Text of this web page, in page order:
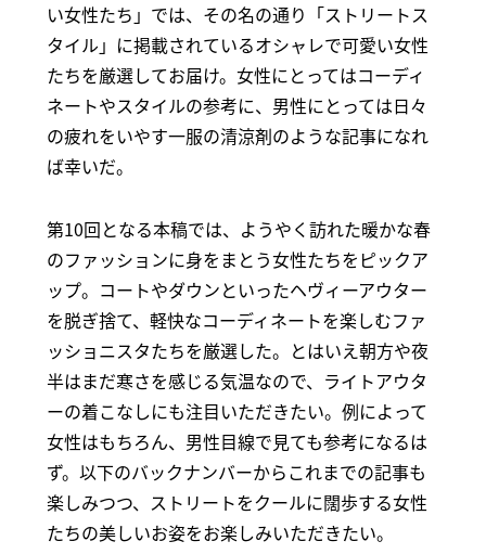
い女性たち」では、その名の通り「ストリートス
タイル」に掲載されているオシャレで可愛い女性
たちを厳選してお届け。女性にとってはコーディ
ネートやスタイルの参考に、男性にとっては日々
の疲れをいやす一服の清涼剤のような記事になれ
ば幸いだ。
第10回となる本稿では、ようやく訪れた暖かな春
のファッションに身をまとう女性たちをピックア
ップ。コートやダウンといったヘヴィーアウター
を脱ぎ捨て、軽快なコーディネートを楽しむファ
ッショニスタたちを厳選した。とはいえ朝方や夜
半はまだ寒さを感じる気温なので、ライトアウタ
ーの着こなしにも注目いただきたい。例によって
女性はもちろん、男性目線で見ても参考になるは
ず。以下のバックナンバーからこれまでの記事も
楽しみつつ、ストリートをクールに闊歩する女性
たちの美しいお姿をお楽しみいただきたい。